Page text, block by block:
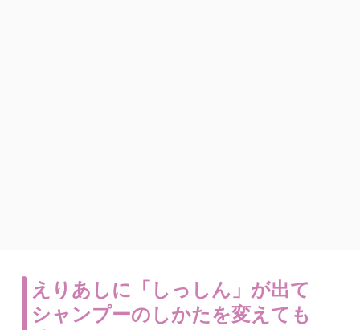
えりあしに「しっしん」が出て
シャンプーのしかたを変えても